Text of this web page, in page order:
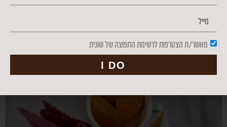
קרטיב שייק עם זרעי צ'יה
סוג מתכון: טבעוני
קטגוריה: מתוקים
מאשר/ת הצטרפות לרשימת התפוצה של שונית
I DO